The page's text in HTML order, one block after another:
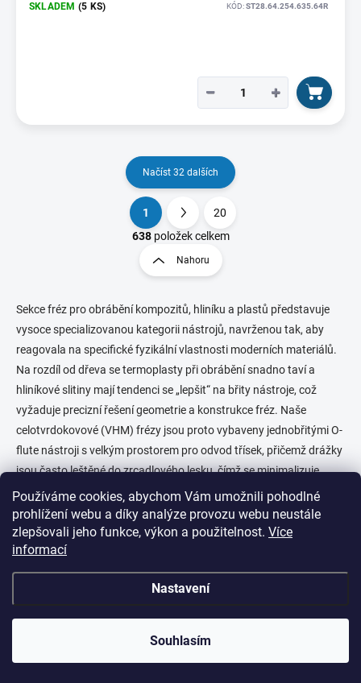
Používáme cookies, abychom Vám umožnili pohodlné
prohlížení webu a díky analýze provozu webu neustále
zlepšovali jeho funkce, výkon a použitelnost. Více
informací
Nastavení
Souhlasím
SKLADEM (5 KS) KÓD:ST28.64.254.635.64R
+
−
O
v
á
d
c
í
p
r
v
k
y
v
ý
p
i
u
Načíst 32 dalších
S
t
r
á
k
o
v
n
í
1
20
638položek celkem
Nahoru
Sekce fréz pro obrábění kompozitů, hliníku a plastů představuje
vysoce specializovanou kategorii nástrojů, navrženou tak, aby
reagovala na specifické fyzikální vlastnosti moderních materiálů.
Na rozdíl od dřeva se termoplasty při obrábění snadno taví a
hliníkové slitiny mají tendenci se „lepšit“ na břity nástroje, což
vyžaduje precizní řešení geometrie a konstrukce fréz. Naše
celotvrdokovové (VHM) frézy jsou proto vybaveny jednobřitými O-
flute nástroji s velkým prostorem pro odvod třísek, přičemž drážky
jsou často leštěné do zrcadlového lesku, čímž se minimalizuje
tření, snižuje teplota v místě řezu a zajišťuje okamžitý odchod
třísky z řezné spáry, čímž se eliminuje riziko nápeku. Pro
nejnáročnější průmyslové aplikace, zahrnující abrazivní materiály
jako HPL (vysokotlaký laminát), sklolaminát, Corian či uhlíkové
kompozity, nabízíme frézy opatřené špičkovými povlaky, například
DLC (Diamond-Like Carbon), které poskytují extrémní tvrdost,